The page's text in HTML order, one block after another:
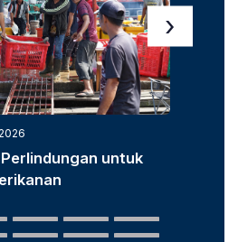
untuk
›